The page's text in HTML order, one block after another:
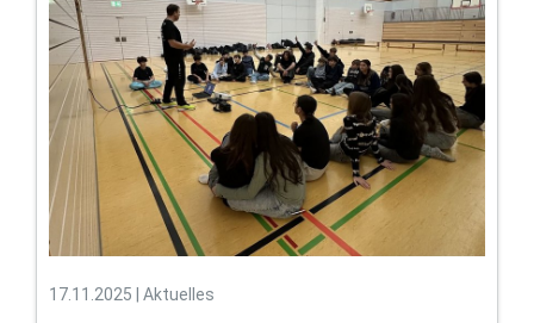
17.11.2025 Aktuelles